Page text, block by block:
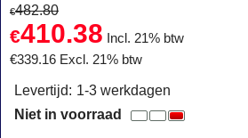
€482.80
€410.38
Incl. 21% btw
€339.16 Excl. 21% btw
Levertijd: 1-3 werkdagen
Niet in voorraad